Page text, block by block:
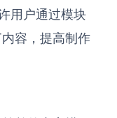
用户通过模块
容，提高制作